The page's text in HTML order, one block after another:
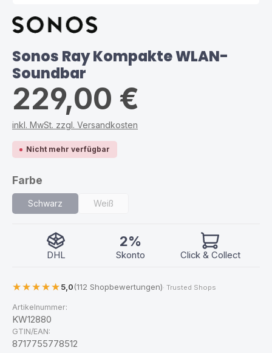
Sonos Ray Kompakte WLAN-
Soundbar
229,00 €
inkl. MwSt. zzgl. Versandkosten
Nicht mehr verfügbar
Farbe
Schwarz
(Diese Option ist zurzeit nicht verfügbar.)
Weiß
DHL
2%
Skonto Click & Collect
5,0(112 Shopbewertungen)· Trusted Shops
Artikelnummer:
KW12880
GTIN/EAN:
8717755778512